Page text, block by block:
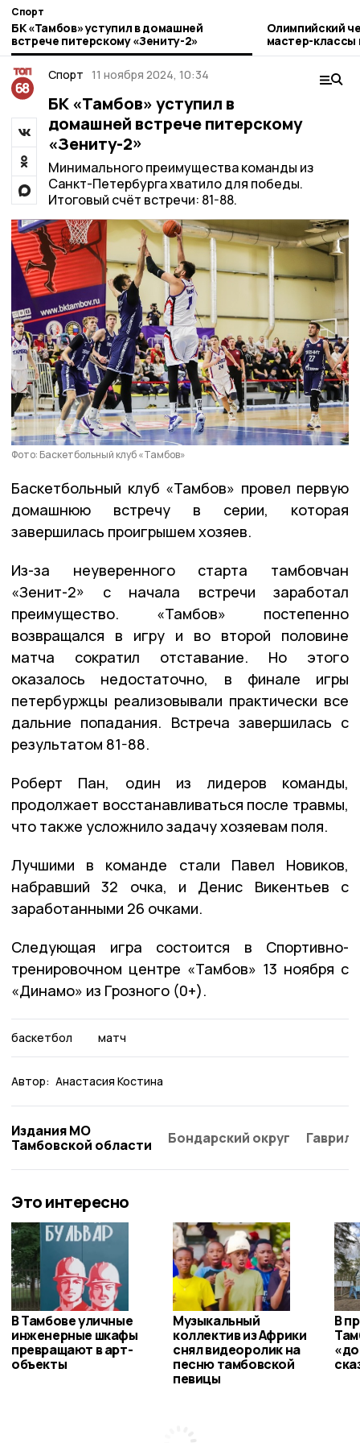
Спорт
БК «Тамбов» уступил в домашней
встрече питерскому «Зениту-2»
Олимпийский
мастер-классы
Спорт 11 ноября 2024, 10:34
БК «Тамбов» уступил в
домашней встрече питерскому
«Зениту-2»
Минимального преимущества команды из
Санкт-Петербурга хватило для победы.
Итоговый счёт встречи: 81-88.
Фото: Баскетбольный клуб «Тамбов»
Баскетбольный клуб «Тамбов» провел первую
домашнюю встречу в серии, которая
завершилась проигрышем хозяев.
Из-за неуверенного старта тамбовчан
«Зенит-2» с начала встречи заработал
преимущество. «Тамбов» постепенно
возвращался в игру и во второй половине
матча сократил отставание. Но этого
оказалось недостаточно, в финале игры
петербуржцы реализовывали практически все
дальние попадания. Встреча завершилась с
результатом 81-88.
Роберт Пан, один из лидеров команды,
продолжает восстанавливаться после травмы,
что также усложнило задачу хозяевам поля.
Лучшими в команде стали Павел Новиков,
набравший 32 очка, и Денис Викентьев с
заработанными 26 очками.
Следующая игра состоится в Спортивно-
тренировочном центре «Тамбов» 13 ноября с
«Динамо» из Грозного (0+).
баскетбол матч
Автор: Анастасия Костина
Издания МО
Тамбовской области
Бондарский округ
Это интересно
В Тамбове уличные
инженерные шкафы
превращают в арт-
объекты
Музыкальный
коллектив из Африки
снял видеоролик на
песню тамбовской
певицы
В